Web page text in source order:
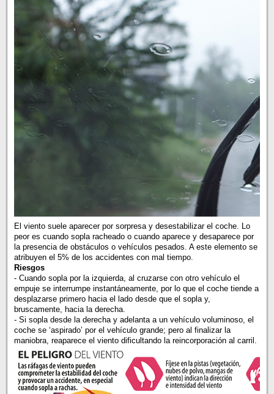
El viento suele aparecer por sorpresa y desestabilizar el coche. Lo
peor es cuando sopla racheado o cuando aparece y desaparece por
la presencia de obstáculos o vehículos pesados. A este elemento se
atribuyen el 5% de los accidentes con mal tiempo.
Riesgos
- Cuando sopla por la izquierda, al cruzarse con otro vehículo el
empuje se interrumpe instantáneamente, por lo que el coche tiende a
desplazarse primero hacia el lado desde que el sopla y,
bruscamente, hacia la derecha.
- Si sopla desde la derecha y adelanta a un vehículo voluminoso, el
coche se ‘aspirado’ por el vehículo grande; pero al finalizar la
maniobra, reaparece el viento dificultando la reincorporación al carril.